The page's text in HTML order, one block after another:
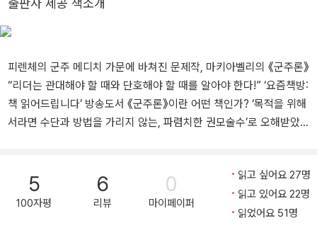
체의 양모 길드와 벌어진 무역 분쟁을 주재하는 사절로 베네치아에
원되면서 그 뜻을 이루지 못하고 1527년 6월 사망하였다. 사망 후 산
타크로체 교회에 매장되었으며, 사후에 『로마사 논고』 『군주론』 『피
렌체사』 등의 저서가 출간되었다.
번역했다.
출판사 제공 책소개
피렌체의 군주 메디치 가문에 바쳐진 문제작, 마키아벨리의 《군주론》
“리더는 관대해야 할 때와 단호해야 할 때를 알아야 한다!” ‘요즘책방:
책 읽어드립니다’ 방송도서 《군주론》이란 어떤 책인가? ‘목적을 위해
서라면 수단과 방법을 가리지 않는, 파렴치한 권모술수’로 오해받았
키아벨리 같은machiavellian(권모술수에 능한, 비열한)’이라는 불명
예스러운 신조어까지 안긴 문제작. 하지만 아는 사람들은 알음알음으
로 다 찾아 읽었고, 지금은 지도자들은 물론이고 ‘내 삶의 주인’인 우
5
100자평
6
리뷰
0
마이페이퍼
읽고 싶어요 27명
읽고 있어요 22명
읽었어요 51명